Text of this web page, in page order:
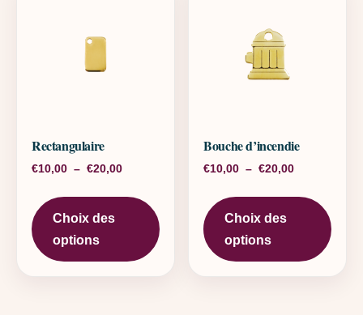
Rectangulaire
€10,00 – €20,00Plage de prix : €10,00 à €20,00
Choix des
options
Ce produit a plusieurs variations.
Bouche d’incendie
€10,00 – €20,00Plage de
Choix des
options